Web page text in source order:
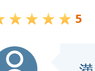
今後とも東急リバブ
5